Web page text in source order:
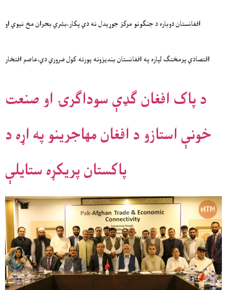
افغانستان دوباره د جنګونو مرکز جوړيدل نه دي پکار،بشري بحران مخ نيوي او
اقتصادي پرمختګ لپاره په افغانستان بنديزونه پورته کول ضروري دي،عاصم افتخار
د پاک افغان ګډې سوداګرۍ او صنعت
خونې استازو د افغان مهاجرینو په اړه د
پاکستان پریکړه ستایلې